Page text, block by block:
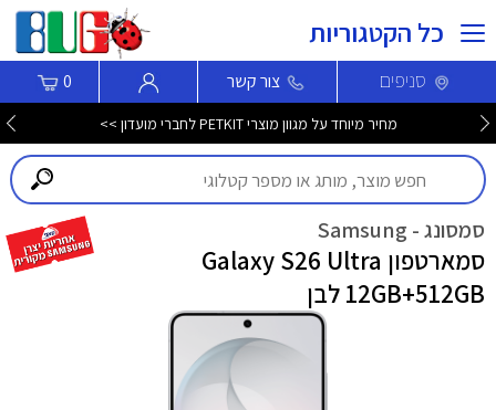
כל הקטגוריות
סניפים צור קשר 0
חדש! סמארטפון Nothing Phone (4b) עכשיו לרכישה >>>
סמסונג - Samsung
סמארטפון Galaxy S26 Ultra
12GB+512GB לבן